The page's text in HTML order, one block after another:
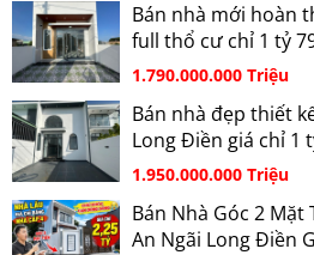
Bán nhà mới hoàn
full thổ cư chỉ 1 tỷ
1.790.000.000 Triệu
Bán nhà đẹp thiết
Long Điền giá chỉ 1
1.950.000.000 Triệu
Bán Nhà Góc 2 Mặt
An Ngãi Long Điền